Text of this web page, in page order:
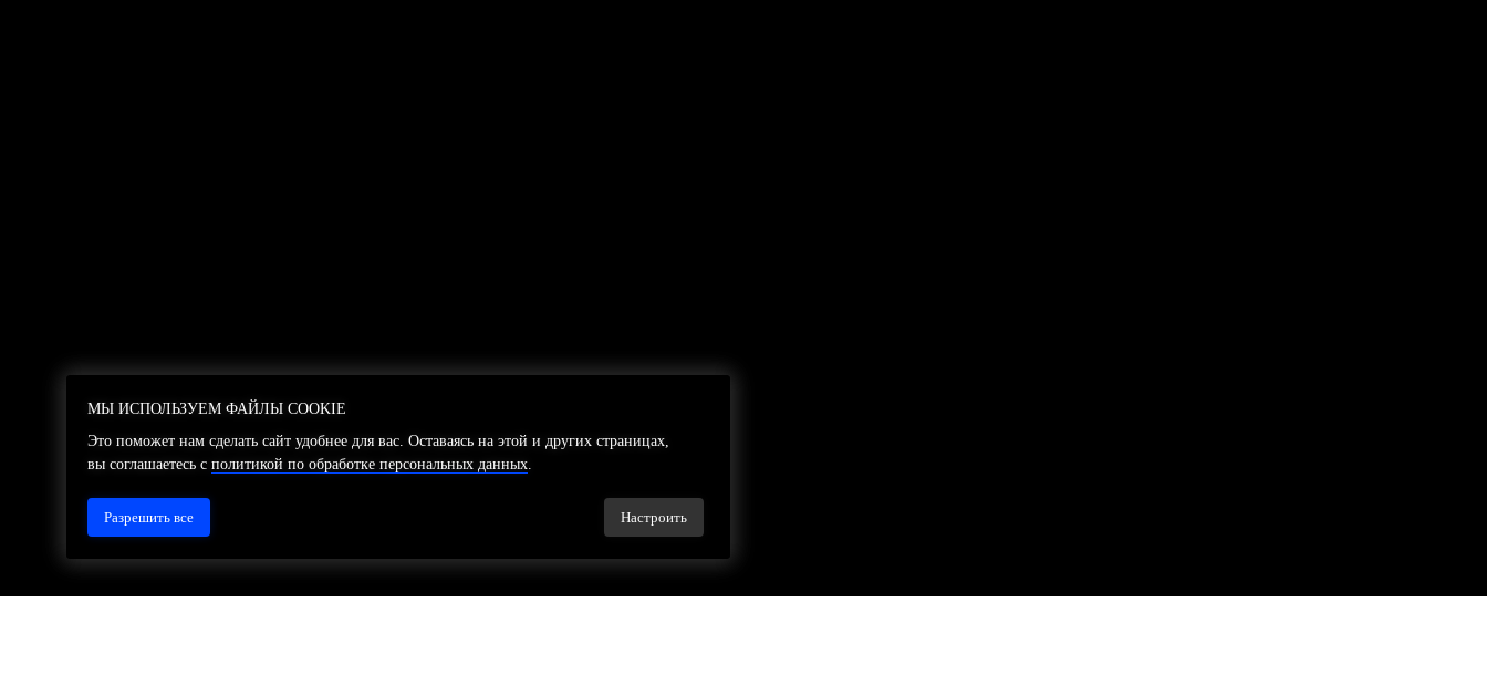
МЫ ИСПОЛЬЗУЕМ ФАЙЛЫ COOKIE
Это поможет нам сделать сайт удобнее для вас. Оставаясь на этой и других страницах,
вы соглашаетесь с политикой по обработке персональных данных.
Разрешить все Настроить
МЫ ИСПОЛЬЗУЕМ ФАЙЛЫ COOKIE
Это поможет нам сделать сайт удобнее для вас. Оставаясь на этой и других страницах,
вы соглашаетесь с политикой по обработке персональных данных.
Разрешить все Настроить